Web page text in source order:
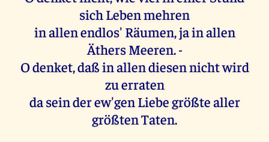
sich Leben mehren
in allen endlos' Räumen, ja in allen
Äthers Meeren. -
O denket, daß in allen diesen nicht wird
zu erraten
da sein der ew'gen Liebe größte aller
größten Taten.